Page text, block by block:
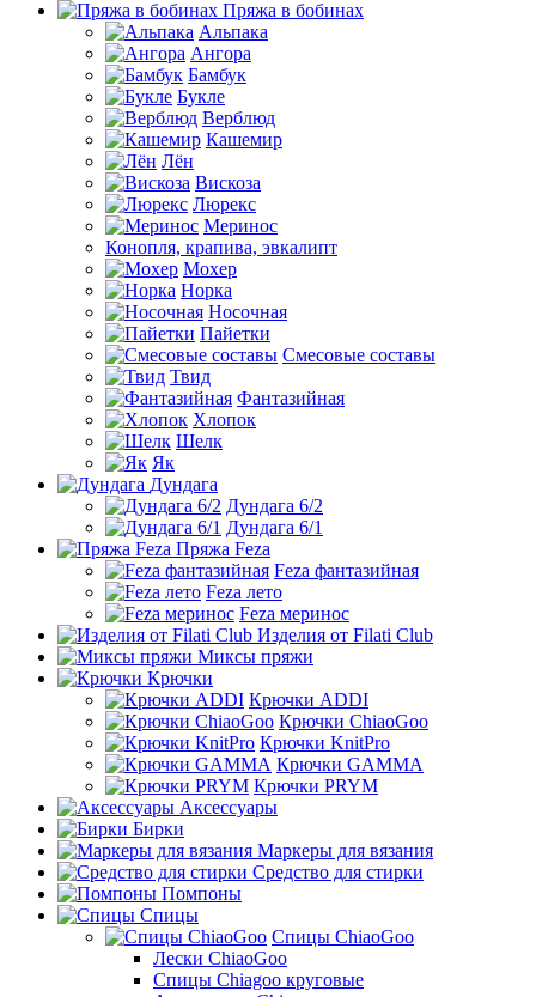
Пряжа в бобинах
Альпака
Ангора
Бамбук
Букле
Верблюд
Кашемир
Лён
Вискоза
Люрекс
Меринос
Конопля, крапива, эвкалипт
Мохер
Норка
Носочная
Пайетки
Смесовые составы
Твид
Фантазийная
Хлопок
Шелк
Як
Дундага
Дундага 6/2
Дундага 6/1
Пряжа Feza
Feza фантазийная
Feza лето
Feza меринос
Изделия от Filati Club
Миксы пряжи
Крючки
Крючки ADDI
Крючки ChiaoGoo
Крючки KnitPro
Крючки GAMMA
Крючки PRYM
Аксессуары
Бирки
Маркеры для вязания
Средство для стирки
Помпоны
Спицы
Спицы ChiaoGoo
Лески ChiaoGoo
Cпицы Сhiagoo круговые